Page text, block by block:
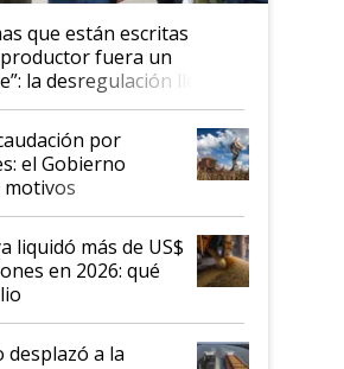
que están escritas
fuera un
la desregulación llegó
Aapresid y hasta se
al IPCVA
por
el Gobierno
motivos
liquidó más de US$
en 2026: qué
desplazó a la